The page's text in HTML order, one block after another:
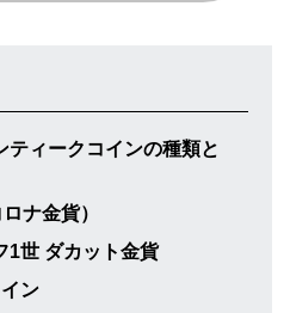
ティークコインの種類と
ナ金貨）
1世 ダカット金貨
ン